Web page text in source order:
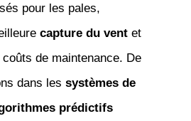
pour les pales,
capture du ventet
de maintenance. De
dans les systèmes de
prédictifs